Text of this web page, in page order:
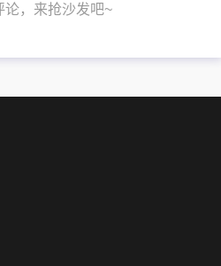
论，来抢沙发吧~